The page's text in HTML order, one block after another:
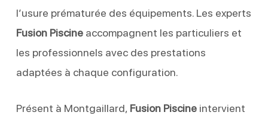
l’usure prématurée des équipements. Les experts
Fusion Piscineaccompagnent les particuliers et
les professionnels avec des prestations
adaptées à chaque configuration.
Présent à Montgaillard, Fusion Piscineintervient